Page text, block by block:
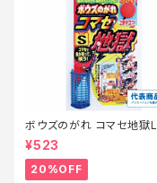
ボウズのがれ コマセ地獄L
¥523
20%OFF